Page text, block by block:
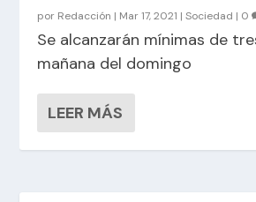
por Redacción | Mar 17, 2021 |Sociedad | 0
Se alcanzarán mínimas de
mañana del domingo
LEER MÁS